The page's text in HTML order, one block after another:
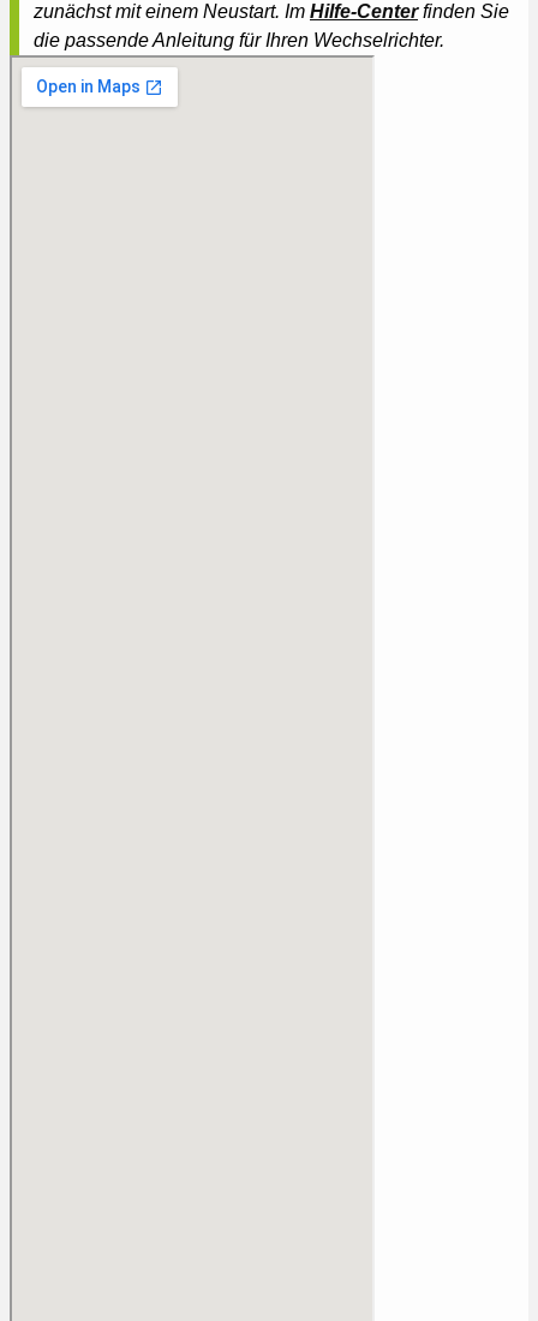
zunächst mit einem Neustart. Im Hilfe-Centerfinden Sie
die passende Anleitung für Ihren Wechselrichter.